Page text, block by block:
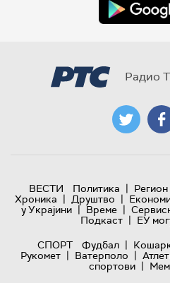
Радио
ВЕСТИ Политика | Регион
Хроника | Друштво |
у Украјини | Време |
Подкаст | ЕУ
СПОРТ
Фудбал |
Рукомет | Ватерполо |
спортови |